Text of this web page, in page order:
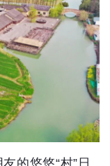
的悠悠“村”日